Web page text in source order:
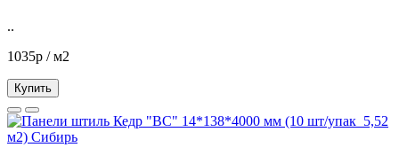
..
1035р / м2
Купить